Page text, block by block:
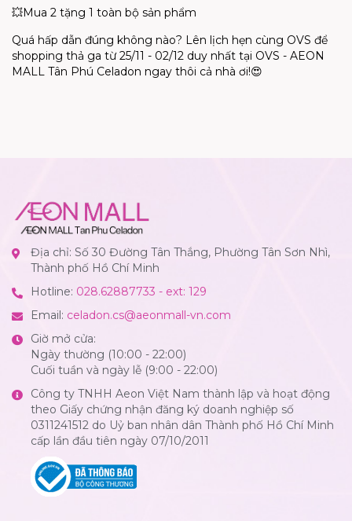
💥Mua 2 tặng 1 toàn bộ sản phẩm
Quá hấp dẫn đúng không nào? Lên lịch hẹn cùng OVS để
shopping thả ga từ 25/11 - 02/12 duy nhất tại OVS - AEON
MALL Tân Phú Celadon ngay thôi cả nhà ơi!😍
Địa chỉ: Số 30 Đường Tân Thắng, Phường Tân Sơn Nhì,
Thành phố Hồ Chí Minh
Hotline: 028.62887733 - ext: 129
Email: celadon.cs@aeonmall-vn.com
Giờ mở cửa:
Ngày thường (10:00 - 22:00)
Cuối tuần và ngày lễ (9:00 - 22:00)
Công ty TNHH Aeon Việt Nam thành lập và hoạt động
theo Giấy chứng nhận đăng ký doanh nghiệp số
0311241512 do Uỷ ban nhân dân Thành phố Hồ Chí Minh
cấp lần đầu tiên ngày 07/10/2011